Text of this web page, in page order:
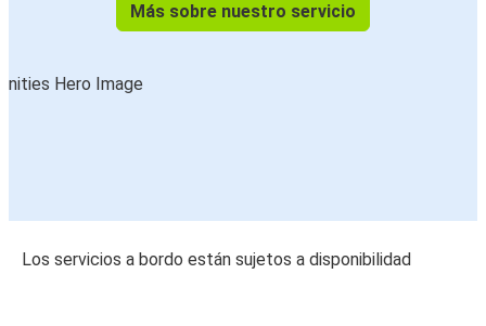
Más sobre nuestro servicio
Los servicios a bordo están sujetos a disponibilidad